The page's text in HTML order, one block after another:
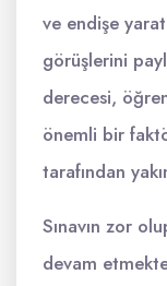
ve endişe
görüşlerini
derecesi,
önemli bir
tarafından
Sınavın zor
devam